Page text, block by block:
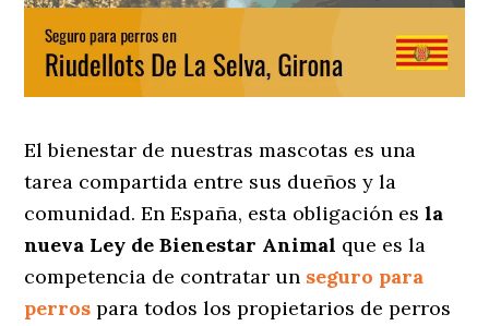
El bienestar de nuestras mascotas es una
tarea compartida entre sus dueños y la
comunidad. En España, esta obligación esla
nueva Ley de Bienestar Animal que es la
competencia de contratar un seguro para
perros para todos los propietarios de perros